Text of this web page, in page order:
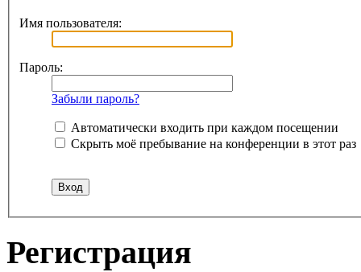
Имя пользователя:
Пароль:
Забыли пароль?
Автоматически входить при каждом посещении
Скрыть моё пребывание на конференции в этот раз
Регистрация